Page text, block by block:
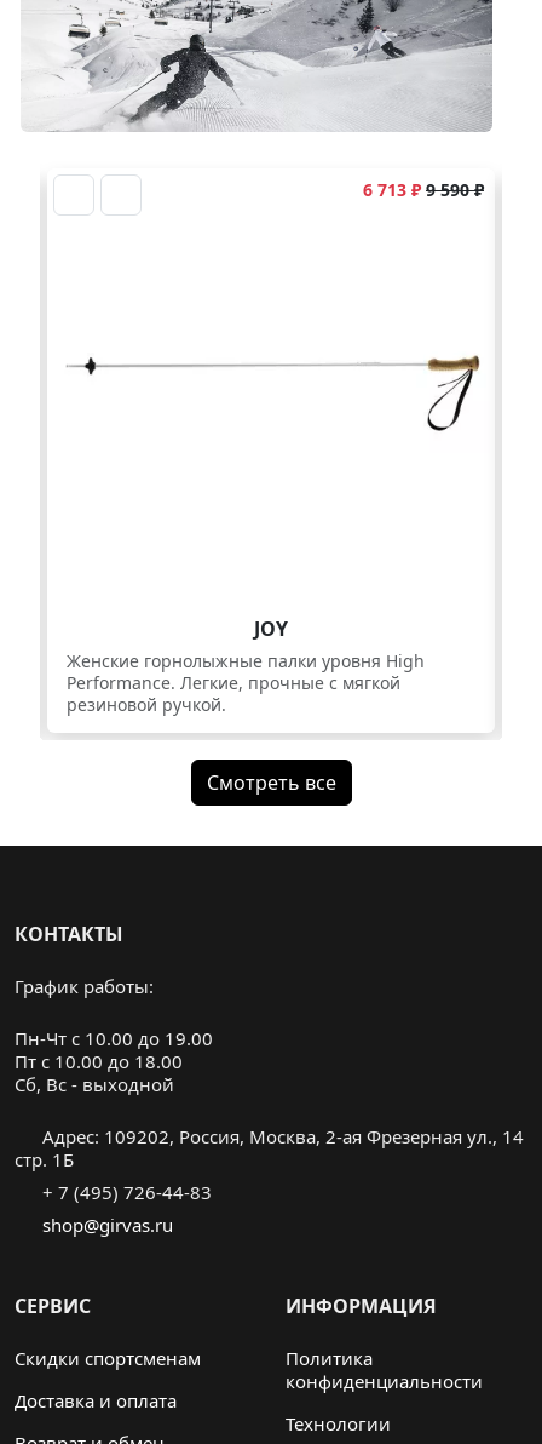
6 713 ₽ 9 590 ₽
JOY
Женcкие горнолыжные палки уровня High
Performance. Легкие, прочные с мягкой
резиновой ручкой.
Смотреть все
КОНТАКТЫ
График работы:
Пн-Чт с 10.00 до 19.00
Пт с 10.00 до 18.00
Cб, Вс - выходной
Адрес: 109202, Россия, Москва, 2-ая Фрезерная ул., 14
стр. 1Б
+ 7 (495) 726-44-83
shop@girvas.ru
СЕРВИС
Скидки спортсменам
Доставка и оплата
ИНФОРМАЦИЯ
Политика
конфиденциальности
Технологии